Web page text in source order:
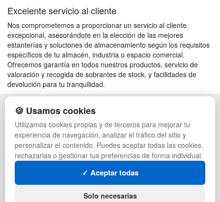
Excelente servicio al cliente
Nos comprometemos a proporcionar un servicio al cliente
excepcional, asesorándote en la elección de las mejores
estanterías y soluciones de almacenamiento según los requisitos
específicos de tu almacén, industria o espacio comercial.
Ofrecemos garantía en todos nuestros productos, servicio de
valoración y recogida de sobrantes de stock, y facilidades de
devolución para tu tranquilidad.
POLÍTICA DE PRIVACIDAD
CONDICIONES DE USO
CAMBIOS Y DEVOLUCIONES
CONTACTO
QUIENES SOMOS
MAPA WEB
PREGUNTAS FRECUENTES
PALETS DE PLÁSTICO
MANUTENCIÓN
GESTIÓN DE RESIDUOS
PALETS
CONTENEDORES DE PLÁSTICO
LIQUIDACIÓN Y SOBRANTES
ARTÍCULOS DE NATACIÓN
🍪 Usamos cookies
Utilizamos cookies propias y de terceros para mejorar tu
experiencia de navegación, analizar el tráfico del sitio y
personalizar el contenido. Puedes aceptar todas las cookies,
rechazarlas o gestionar tus preferencias de forma individual.
✓ Aceptar todas
Solo necesarias